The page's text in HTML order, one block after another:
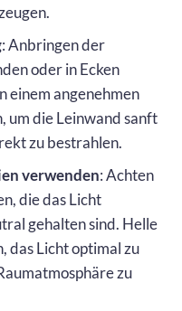
: Anbringen der
oder in Ecken
einem angenehmen
die Leinwand sanft
zu bestrahlen.
verwenden: Achten
die das Licht
gehalten sind. Helle
das Licht optimal zu
zu